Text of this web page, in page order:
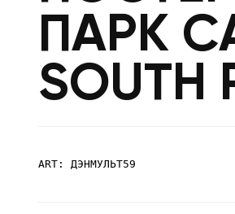
ПАРК
SOUTH
ART: ДЭНМУЛЬТ59